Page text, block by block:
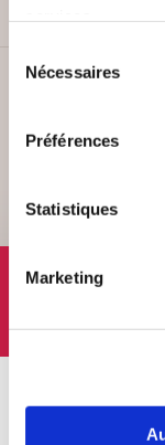
Nécessaires
Préférences
Statistiques
Marketing
À PROPOS